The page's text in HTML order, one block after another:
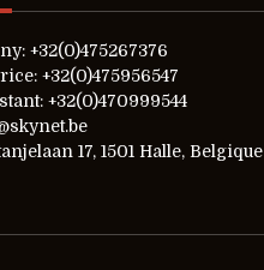
+32(0)475267376
+32(0)475956547
+32(0)470999544
17, 1501 Halle, Belgique